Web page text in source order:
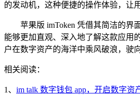
的发动机，这种便捷的操作体验，让
苹果版 imToken 凭借其简洁的界
能够更加直观、深入地了解这款应用
户在数字资产的海洋中乘风破浪，驶
相关阅读：
1、 im talk 数字钱包 app，开启数字资